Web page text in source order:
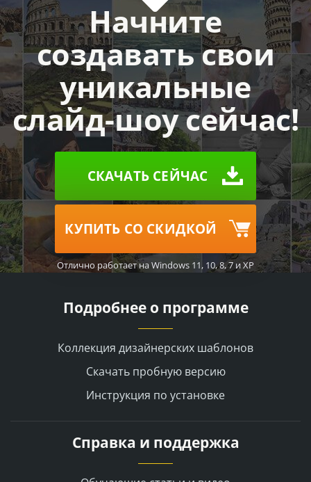
Начните
создавать свои
уникальные
слайд-шоу сейчас!
СКАЧАТЬ СЕЙЧАС
КУПИТЬ СО СКИДКОЙ
Отлично работает на Windows 11, 10, 8, 7 и XP
Подробнее о программе
Коллекция дизайнерских шаблонов
Скачать пробную версию
Инструкция по установке
Справка и поддержка